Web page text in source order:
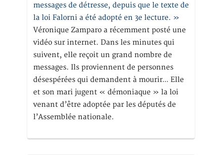
messages de détresse, depuis que le texte de
la loi Falorni a été adopté en 3e lecture. »
Véronique Zamparo a récemment posté une
vidéo sur internet. Dans les minutes qui
suivent, elle reçoit un grand nombre de
messages. Ils proviennent de personnes
désespérées qui demandent à mourir… Elle
et son mari jugent « démoniaque » la loi
venant d’être adoptée par les députés de
l’Assemblée nationale.